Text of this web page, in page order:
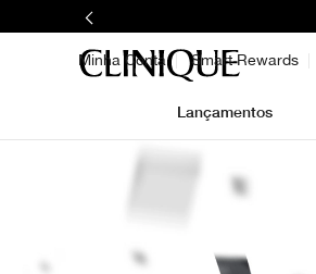
Minha Conta Smart Rewards
Lançamentos